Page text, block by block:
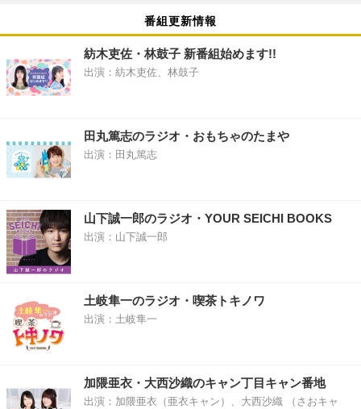
番組更新情報
紡木吏佐・林鼓子 新番組始めます!!
出演：紡木吏佐、林鼓子
田丸篤志のラジオ・おもちゃのたまや
出演：田丸篤志
山下誠一郎のラジオ・YOUR SEICHI BOOKS
出演：山下誠一郎
土岐隼一のラジオ・喫茶トキノワ
出演：土岐隼一
加隈亜衣・大西沙織のキャン丁目キャン番地
出演：加隈亜衣（亜衣キャン）、大西沙織 （さおキャ